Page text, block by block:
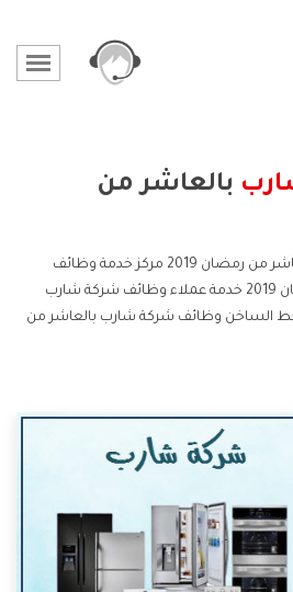
بالعاشر من
بالعاشر من رمضان 2019 مركز خدمة وظائف
شركة شارب بالعاشر من رمضان 2019 خدمة عملاء وظائف شركة شارب
من رمضان 2019 و الخط الساخن وظائف شركة شارب بالعاشر من